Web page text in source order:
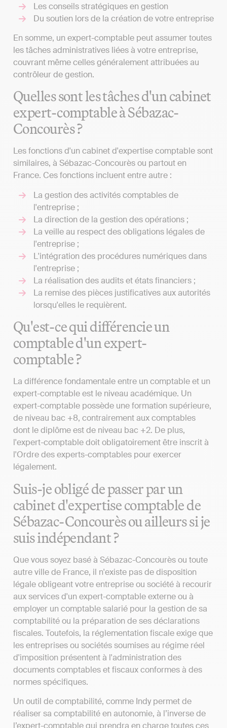
Les conseils stratégiques en gestion
Du soutien lors de la création de votre entreprise
En somme, un expert-comptable peut assumer toutes
les tâches administratives liées à votre entreprise,
couvrant même celles généralement attribuées au
contrôleur de gestion.
Quelles sont les tâches d'un cabinet
expert-comptable à Sébazac-
Concourès ?
Les fonctions d'un cabinet d'expertise comptable sont
similaires, à Sébazac-Concourès ou partout en
France. Ces fonctions incluent entre autre :
La gestion des activités comptables de
l'entreprise ;
La direction de la gestion des opérations ;
La veille au respect des obligations légales de
l'entreprise ;
L'intégration des procédures numériques dans
l'entreprise ;
La réalisation des audits et états financiers ;
La remise des pièces justificatives aux autorités
lorsqu'elles le requièrent.
Qu'est-ce qui différencie un
comptable d'un expert-
comptable ?
La différence fondamentale entre un comptable et un
expert-comptable est le niveau académique. Un
expert-comptable possède une formation supérieure,
de niveau bac +8, contrairement aux comptables
dont le diplôme est de niveau bac +2. De plus,
l'expert-comptable doit obligatoirement être inscrit à
l'Ordre des experts-comptables pour exercer
légalement.
Suis-je obligé de passer par un
cabinet d'expertise comptable de
Sébazac-Concourès ou ailleurs si je
suis indépendant ?
Que vous soyez basé à Sébazac-Concourès ou toute
autre ville de France, il n'existe pas de disposition
légale obligeant votre entreprise ou société à recourir
aux services d'un expert-comptable externe ou à
employer un comptable salarié pour la gestion de sa
comptabilité ou la préparation de ses déclarations
fiscales. Toutefois, la réglementation fiscale exige que
les entreprises ou sociétés soumises au régime réel
d'imposition présentent à l'administration des
documents comptables et fiscaux conformes à des
normes spécifiques.
Un outil de comptabilité, comme Indy permet de
réaliser sa comptabilité en autonomie, à l’inverse de
l’expert-comptable qui prendra en charge toutes ces